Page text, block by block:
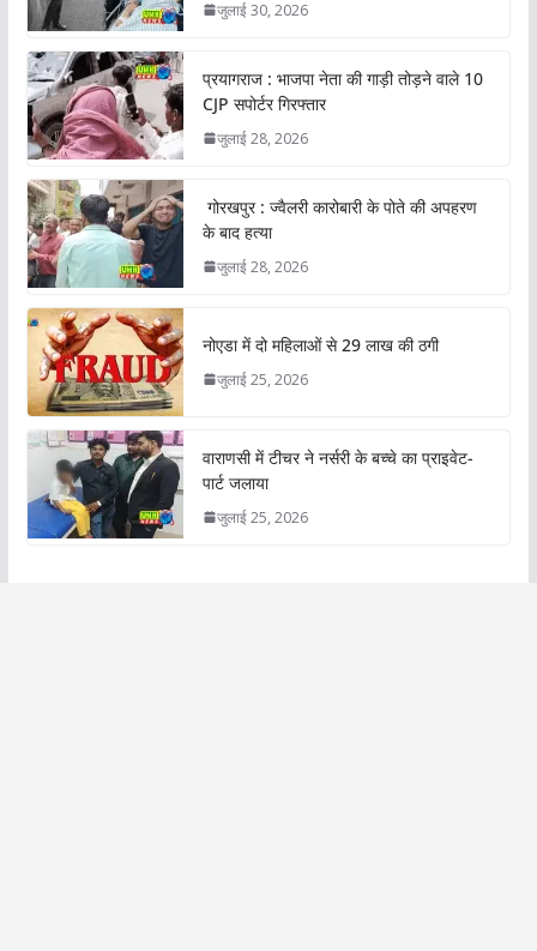
जुलाई 30, 2026
प्रयागराज : भाजपा नेता की गाड़ी तोड़ने वाले 10
CJP सपोर्टर गिरफ्तार
जुलाई 28, 2026
गोरखपुर : ज्वैलरी कारोबारी के पोते की अपहरण
के बाद हत्या
जुलाई 28, 2026
नोएडा में दो महिलाओं से 29 लाख की ठगी
जुलाई 25, 2026
वाराणसी में टीचर ने नर्सरी के बच्चे का प्राइवेट-
पार्ट जलाया
जुलाई 25, 2026